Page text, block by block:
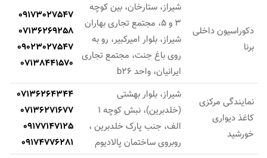
دکوراسیون داخلی
برنا
شیراز، ستارخان، بین کوچه
3 و 5، مجتمع تجاری بهاران
شیراز، بلوار امیرکبیر، رو به
روی باغ جنت، مجتمع تجاری
ایرانیان، واحد b26
09173027547
07136269258
09023027547
07138441570
نمایندگی مرکزی
کاغذ دیواری
خورشید
شیراز، بلوار بهشتی
(خلدبرین)، نبش کوچه 1
الف، جنب پارک خلدبرین ،
روبروی ساختمان پالادیوم
07136264344
07136271677
09177147125
09174776281